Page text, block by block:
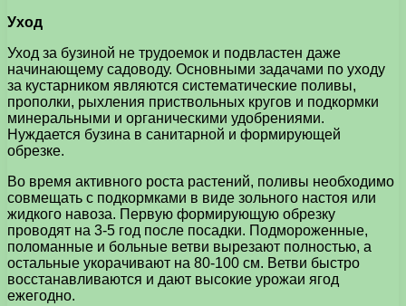
Уход
Уход за бузиной не трудоемок и подвластен даже
начинающему садоводу. Основными задачами по уходу
за кустарником являются систематические поливы,
прополки, рыхления приствольных кругов и подкормки
минеральными и органическими удобрениями.
Нуждается бузина в санитарной и формирующей
обрезке.
Во время активного роста растений, поливы необходимо
совмещать с подкормками в виде зольного настоя или
жидкого навоза. Первую формирующую обрезку
проводят на 3-5 год после посадки. Подмороженные,
поломанные и больные ветви вырезают полностью, а
остальные укорачивают на 80-100 см. Ветви быстро
восстанавливаются и дают высокие урожаи ягод
ежегодно.